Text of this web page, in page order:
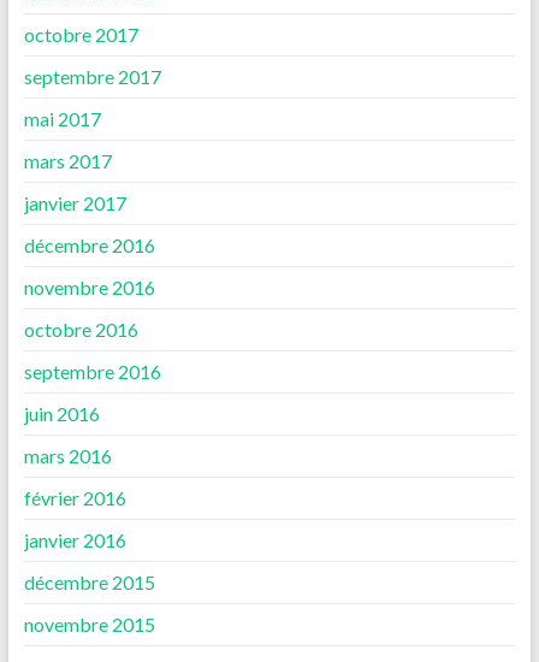
octobre 2017
septembre 2017
mai 2017
mars 2017
janvier 2017
décembre 2016
novembre 2016
octobre 2016
septembre 2016
juin 2016
mars 2016
février 2016
janvier 2016
décembre 2015
novembre 2015